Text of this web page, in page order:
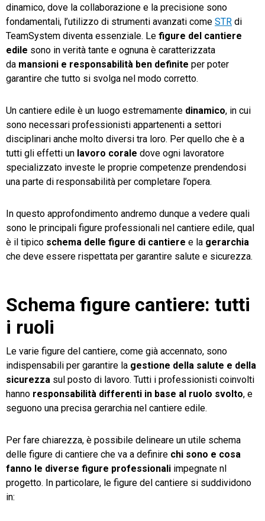
TeamSystem Corporate
TeamSystem Store
dinamico, dove la collaborazione e la precisione sono
fondamentali, l’utilizzo di strumenti avanzati come STR di
TeamSystem diventa essenziale. Le figure del cantiere
edile sono in verità tante e ognuna è caratterizzata
da mansioni e responsabilità ben definite per poter
garantire che tutto si svolga nel modo corretto.
Un cantiere edile è un luogo estremamente dinamico, in cui
sono necessari professionisti appartenenti a settori
disciplinari anche molto diversi tra loro. Per quello che è a
tutti gli effetti un lavoro corale dove ogni lavoratore
specializzato investe le proprie competenze prendendosi
una parte di responsabilità per completare l’opera.
In questo approfondimento andremo dunque a vedere quali
sono le principali figure professionali nel cantiere edile, qual
è il tipico schema delle figure di cantiere e la gerarchia
che deve essere rispettata per garantire salute e sicurezza.
Schema figure cantiere: tutti
i ruoli
Le varie figure del cantiere, come già accennato, sono
indispensabili per garantire la gestione della salute e della
sicurezza sul posto di lavoro. Tutti i professionisti coinvolti
hanno responsabilità differenti in base al ruolo svolto, e
seguono una precisa gerarchia nel cantiere edile.
Per fare chiarezza, è possibile delineare un utile schema
delle figure di cantiere che va a definire chi sono e cosa
fanno le diverse figure professionali impegnate nl
progetto. In particolare, le figure del cantiere si suddividono
in: